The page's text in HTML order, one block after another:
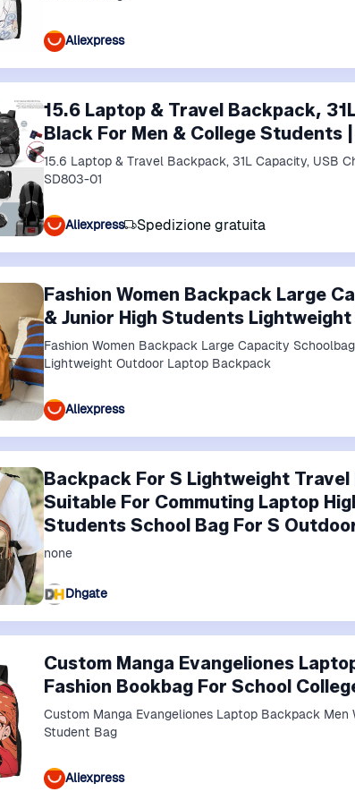
Aliexpress
15.6 Laptop & Travel Backpack,
Black For Men & College Students
15.6 Laptop & Travel Backpack, 31L Capacity, USB
SD803-01
Aliexpress Spedizione gratuita
Fashion Women Backpack Large
& Junior High Students
Fashion Women Backpack Large Capacity
Lightweight Outdoor Laptop Backpack
Aliexpress
Backpack For S Lightweight
Suitable For Commuting Laptop
Students School Bag For S
none
Dhgate
Custom Manga Evangeliones
Fashion Bookbag For School
Custom Manga Evangeliones Laptop Backpack
Student Bag
Aliexpress